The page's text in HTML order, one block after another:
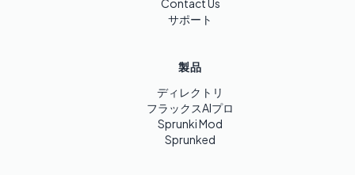
Contact Us
サポート
製品
ディレクトリ
フラックスAIプロ
Sprunki Mod
Sprunked